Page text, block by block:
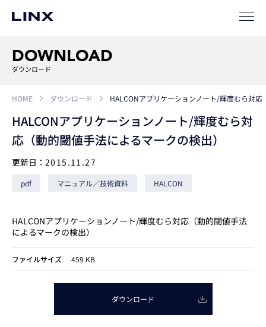
事例
SIパートナー
企業 情報 EN
DOWNLOAD
ダウンロード
HOME ダウンロード HALCONアプリケーションノート/輝度むら対
HALCONアプリケーションノート/輝度むら対
応（動的閾値手法によるマークの検出）
更新日： 2015.11.27
pdf マニュアル／技術資料 HALCON
HALCONアプリケーションノート/輝度むら対応（動的閾値手法
によるマークの検出）
ファイルサイズ 459 KB
ダウンロード